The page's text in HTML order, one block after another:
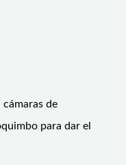
de
para dar el